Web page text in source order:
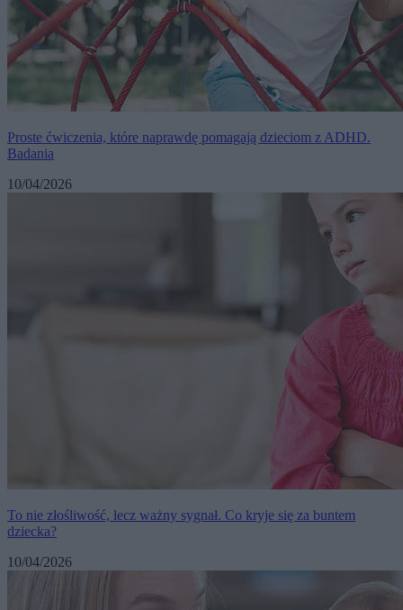
Proste ćwiczenia, które naprawdę pomagają dzieciom z ADHD.
Badania
10/04/2026
To nie złośliwość, lecz ważny sygnał. Co kryje się za buntem
dziecka?
10/04/2026